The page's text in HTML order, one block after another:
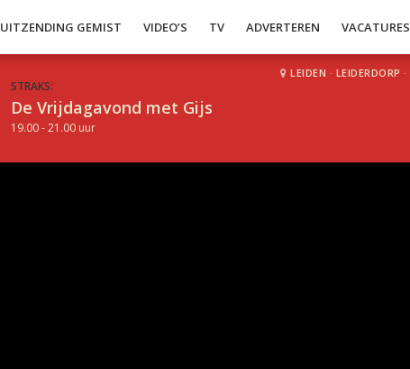
UITZENDING GEMIST VIDEO’S TV ADVERTEREN VACATURES
STRAKS:
De Vrijdagavond met Gijs
19.00 - 21.00 uur
LEIDEN · LEIDERDORP ·